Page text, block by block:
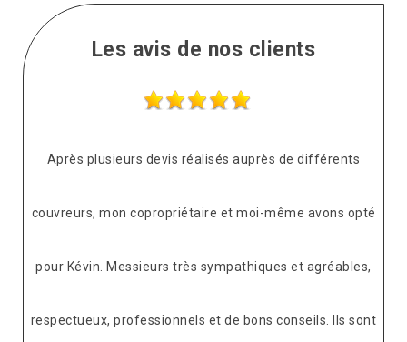
Les avis de nos clients
Après plusieurs devis réalisés auprès de différents
couvreurs, mon copropriétaire et moi-même avons opté
pour Kévin. Messieurs très sympathiques et agréables,
respectueux, professionnels et de bons conseils. Ils sont